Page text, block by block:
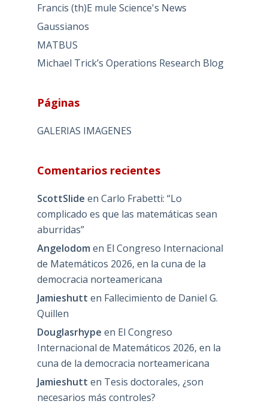
Francis (th)E mule Science's News
Gaussianos
MATBUS
Michael Trick’s Operations Research Blog
Páginas
GALERIAS IMAGENES
Comentarios recientes
ScottSlide en Carlo Frabetti: “Lo
complicado es que las matemáticas sean
aburridas”
Angelodom en El Congreso Internacional
de Matemáticos 2026, en la cuna de la
democracia norteamericana
Jamieshutt en Fallecimiento de Daniel G.
Quillen
Douglasrhype en El Congreso
Internacional de Matemáticos 2026, en la
cuna de la democracia norteamericana
Jamieshutt en Tesis doctorales, ¿son
necesarios más controles?